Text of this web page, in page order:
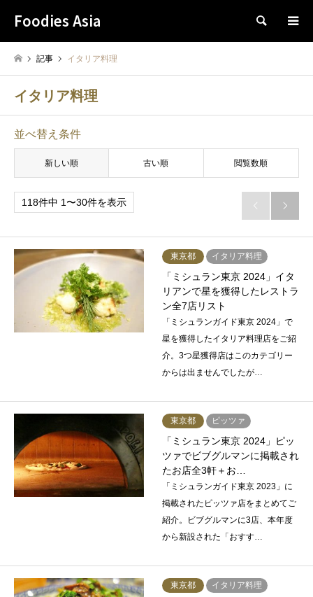
Foodies Asia 検索
記事 イタリア料理
イタリア料理
並べ替え条件
新しい順 古い順 閲覧数順
118件中 1〜30件を表示  
東京都 イタリア料理
「ミシュラン東京 2024」イタ
リアンで星を獲得したレストラ
ン全7店リスト
「ミシュランガイド東京 2024」で
星を獲得したイタリア料理店をご紹
介。3つ星獲得店はこのカテゴリー
からは出ませんでしたが…
東京都 ピッツァ
「ミシュラン東京 2024」ピッ
ツァでビブグルマンに掲載され
たお店全3軒＋お…
「ミシュランガイド東京 2023」に
掲載されたピッツァ店をまとめてご
紹介。ビブグルマンに3店、本年度
から新設された「おすす…
東京都 イタリア料理